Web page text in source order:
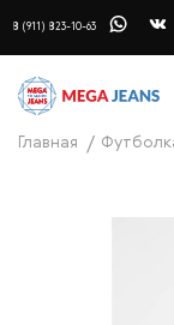
8 (911) 823-10-63
Главная